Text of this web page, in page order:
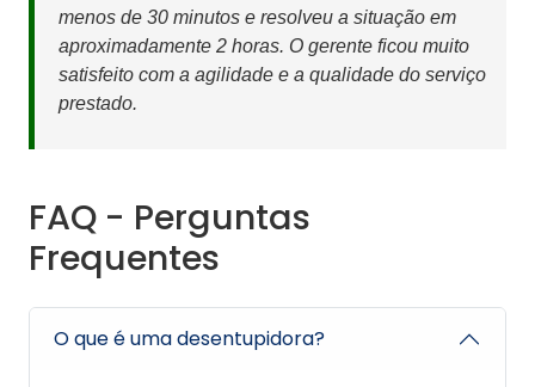
menos de 30 minutos e resolveu a situação em
aproximadamente 2 horas. O gerente ficou muito
satisfeito com a agilidade e a qualidade do serviço
prestado.
FAQ - Perguntas
Frequentes
O que é uma desentupidora?